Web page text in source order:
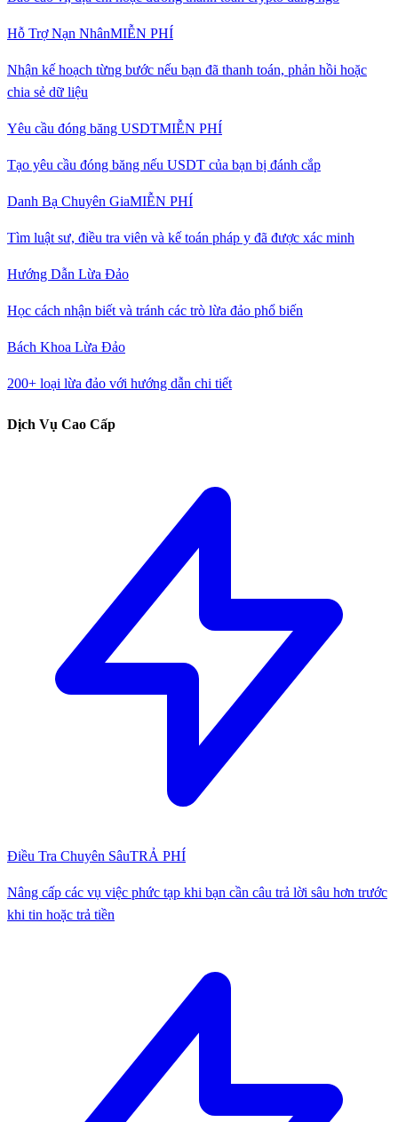
Hỗ Trợ Nạn NhânMIỄN PHÍ
Nhận kế hoạch từng bước nếu bạn đã thanh toán, phản hồi hoặc
chia sẻ dữ liệu
Yêu cầu đóng băng USDTMIỄN PHÍ
Tạo yêu cầu đóng băng nếu USDT của bạn bị đánh cắp
Danh Bạ Chuyên GiaMIỄN PHÍ
Tìm luật sư, điều tra viên và kế toán pháp y đã được xác minh
Hướng Dẫn Lừa Đảo
Học cách nhận biết và tránh các trò lừa đảo phổ biến
Bách Khoa Lừa Đảo
200+ loại lừa đảo với hướng dẫn chi tiết
Dịch Vụ Cao Cấp
Điều Tra Chuyên SâuTRẢ PHÍ
Nâng cấp các vụ việc phức tạp khi bạn cần câu trả lời sâu hơn trước
khi tin hoặc trả tiền